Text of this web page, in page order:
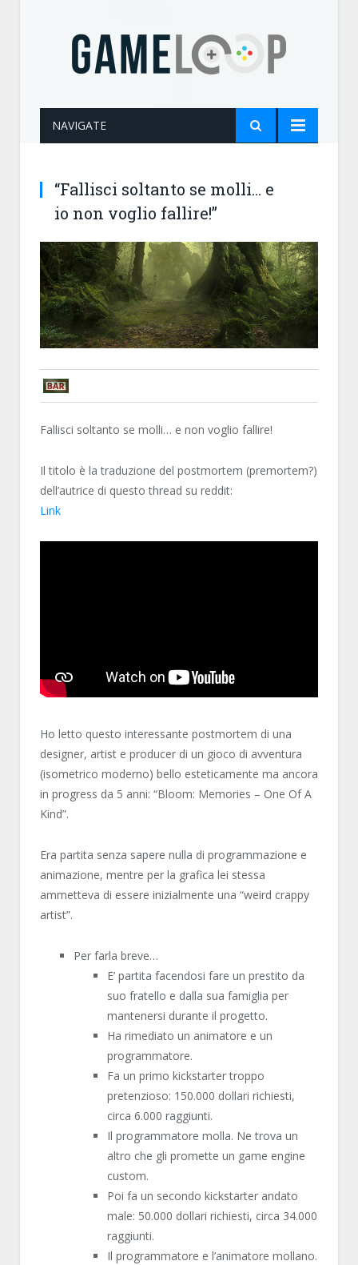
NAVIGATE
“Fallisci soltanto se molli… e
io non voglio fallire!”
YOUWON
Fallisci soltanto se molli… e non voglio fallire!
Il titolo è la traduzione del postmortem (premortem?)
dell’autrice di questo thread su reddit:
Link
Ho letto questo interessante postmortem di una
designer, artist e producer di un gioco di avventura
(isometrico moderno) bello esteticamente ma ancora
in progress da 5 anni: “Bloom: Memories – One Of A
Kind”.
Era partita senza sapere nulla di programmazione e
animazione, mentre per la grafica lei stessa
ammetteva di essere inizialmente una “weird crappy
artist”.
Per farla breve…
E’ partita facendosi fare un prestito da
suo fratello e dalla sua famiglia per
mantenersi durante il progetto.
Ha rimediato un animatore e un
programmatore.
Fa un primo kickstarter troppo
pretenzioso: 150.000 dollari richiesti,
circa 6.000 raggiunti.
Il programmatore molla. Ne trova un
altro che gli promette un game engine
custom.
Poi fa un secondo kickstarter andato
male: 50.000 dollari richiesti, circa 34.000
raggiunti.
Il programmatore e l’animatore mollano.